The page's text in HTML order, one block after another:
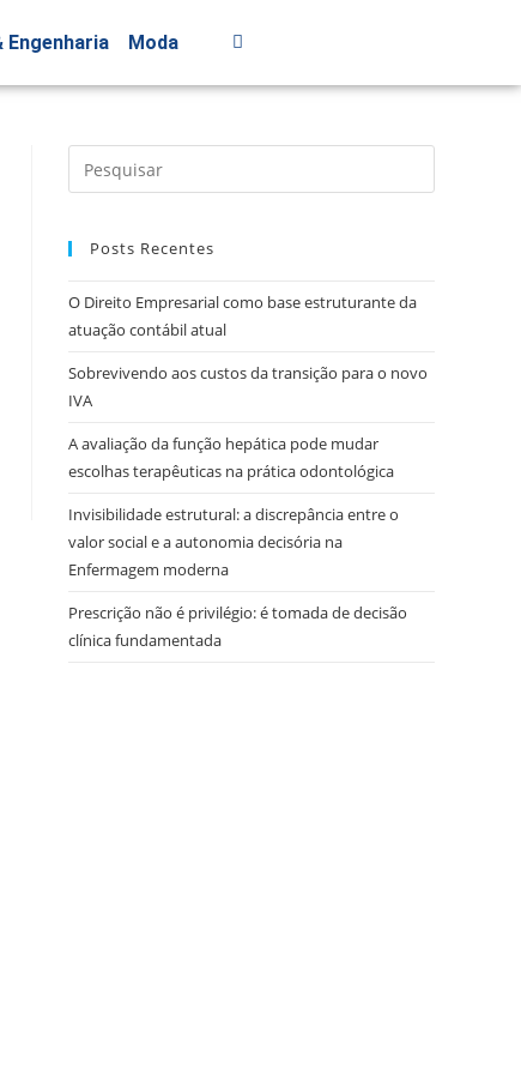
Moda
Posts Recentes
O Direito Empresarial como base estruturante da
atuação contábil atual
Sobrevivendo aos custos da transição para o novo
IVA
A avaliação da função hepática pode mudar
escolhas terapêuticas na prática odontológica
Invisibilidade estrutural: a discrepância entre o
valor social e a autonomia decisória na
Enfermagem moderna
Prescrição não é privilégio: é tomada de decisão
clínica fundamentada